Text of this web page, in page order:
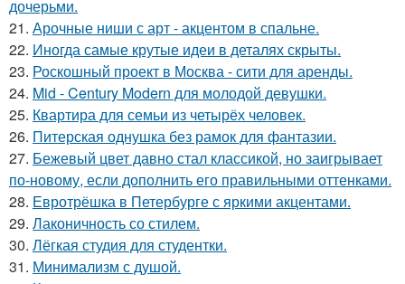
дочерьми.
21. Арочные ниши с арт - акцентом в спальне.
22. Иногда самые крутые идеи в деталях скрыты.
23. Роскошный проект в Москва - сити для аренды.
24. Mid - Century Modern для молодой девушки.
25. Квартира для семьи из четырёх человек.
26. Питерская однушка без рамок для фантазии.
27. Бежевый цвет давно стал классикой, но заигрывает
по-новому, если дополнить его правильными оттенками.
28. Евротрёшка в Петербурге с яркими акцентами.
29. Лаконичность со стилем.
30. Лёгкая студия для студентки.
31. Минимализм с душой.